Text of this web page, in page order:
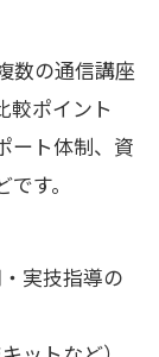
数の通信講座
較ポイント
ート体制、資
す。
実技指導の